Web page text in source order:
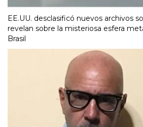
EE.UU. desclasificó nuevos archivos
revelan sobre la misteriosa esfera
Brasil